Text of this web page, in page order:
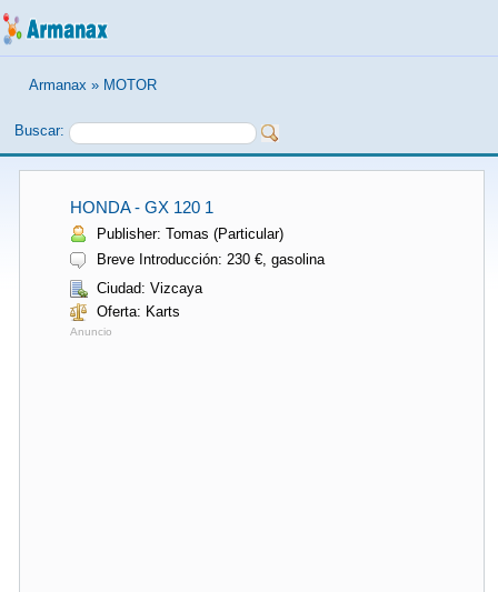
Armanax » MOTOR
Buscar:
HONDA - GX 120 1
Publisher: Tomas (Particular)
Breve Introducción: 230 €, gasolina
Ciudad: Vizcaya
Oferta: Karts
Anuncio